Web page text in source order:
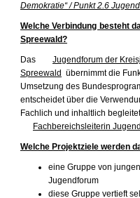
Demokratie“ / Punkt 2.6
Welche Verbindung besteht
Spreewald?
Das
Jugendforum der
Spreewald übernimmt die
Umsetzung des
entscheidet über die
Fachlich und inhaltlich
Fachbereichsleiterin
Welche Projektziele werden
eine Gruppe von
Jugendforum
diese Gruppe vertieft